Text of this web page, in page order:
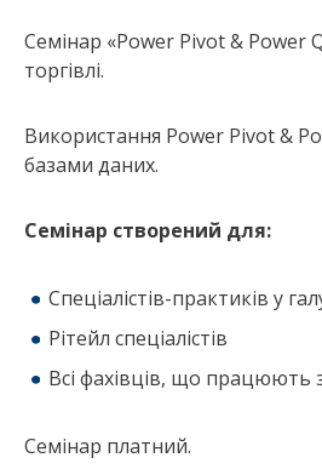
Семінар «Power Pivot & Power
торгівлі.
Використання Power Pivot &
базами даних.
Семінар створений для:
Спеціалістів-практиків у
Рітейл спеціалістів
Всі фахівців, що працюють
Семінар платний.